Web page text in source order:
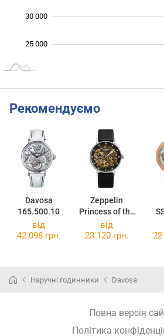
25 000
30 000
Рекомендуємо
Davosa
165.500.10
Zeppelin
Princess of the
Sky 7461-2
від
42 098 грн.
від
23 120 грн.
22
Наручні годинники Davosa
Повна версія
Політика